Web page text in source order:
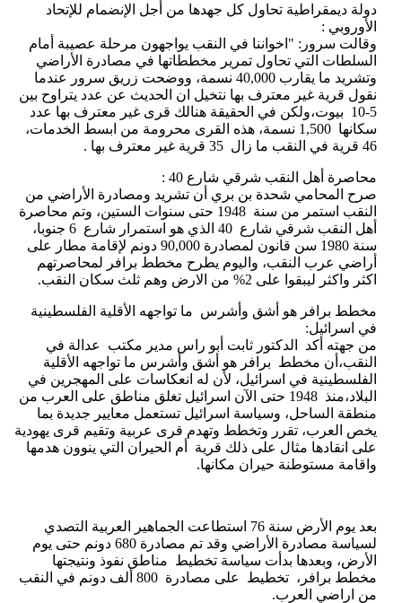
دولة ديمقراطية تحاول كل جهدها من أجل الإنضمام للإتحاد
الأوروبي :
وقالت سرور: "اخواننا في النقب يواجهون مرحلة عصيبة أمام
السلطات التي تحاول تمرير مخططاتها في مصادرة الأراضي
وتشريد ما يقارب 40,000 نسمة، ووضحت زريق سرور عندما
نقول قرية غير معترف بها نتخيل ان الحديث عن عدد يتراوح بين
5-10 بيوت،ولكن في الحقيقة هنالك قرى غير معترف بها عدد
سكانها 1,500 نسمة، هذه القرى محرومة من ابسط الخدمات،
46 قرية في النقب ما زال 35 قرية غير معترف بها .
محاصرة أهل النقب شرقي شارع 40 :
صرح المحامي شحدة بن بري أن تشريد ومصادرة الأراضي من
النقب استمر من سنة 1948 حتى سنوات الستين، وتم محاصرة
أهل النقب شرقي شارع 40 الذي هو استمرار شارع 6 جنوبا،
سنة 1980 سن قانون لمصادرة 90,000 دونم لإقامة مطار على
أراضي عرب النقب، واليوم يطرح مخطط برافر لمحاصرتهم
اكثر واكثر ليبقوا على 2% من الارض وهم ثلث سكان النقب.
مخطط برافر هو أشق وأشرس ما تواجهه الأقلية الفلسطينية
في اسرائيل:
من جهته أكد الدكتور ثابت أبو راس مدير مكتب عدالة في
النقب،أن مخطط برافر هو أشق وأشرس ما تواجهه الأقلية
الفلسطينية في اسرائيل، لأن له انعكاسات على المهجرين في
البلاد،منذ 1948 حتى الآن اسرائيل تغلق مناطق على العرب من
منطقة الساحل، وسياسة اسرائيل تستعمل معايير جديدة بما
يخص العرب، تقرر وتخطط وتهدم قرى عربية وتقيم قرى يهودية
على انقادها مثال على ذلك قرية أم الحيران التي ينوون هدمها
واقامة مستوطنة حيران مكانها.
بعد يوم الأرض سنة 76 استطاعت الجماهير العربية التصدي
لسياسة مصادرة الأراضي وقد تم مصادرة 680 دونم حتى يوم
الأرض، وبعدها بدأت سياسة تخطيط مناطق نفوذ ونتيجتها
مخطط برافر، تخطيط على مصادرة 800 ألف دونم في النقب
من اراضي العرب.